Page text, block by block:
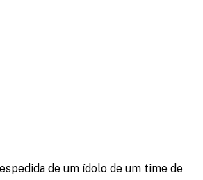
de um ídolo de um time de